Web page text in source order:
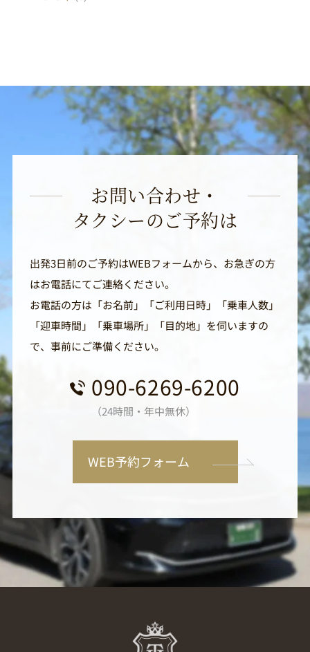
お問い合わせ・
タクシーのご予約は
出発3日前のご予約はWEBフォームから、お急ぎの方
はお電話にてご連絡ください。
お電話の方は「お名前」「ご利用日時」「乗車人数」
「迎車時間」「乗車場所」「目的地」を伺いますの
で、事前にご準備ください。
090-6269-6200
（24時間・年中無休）
WEB予約フォーム